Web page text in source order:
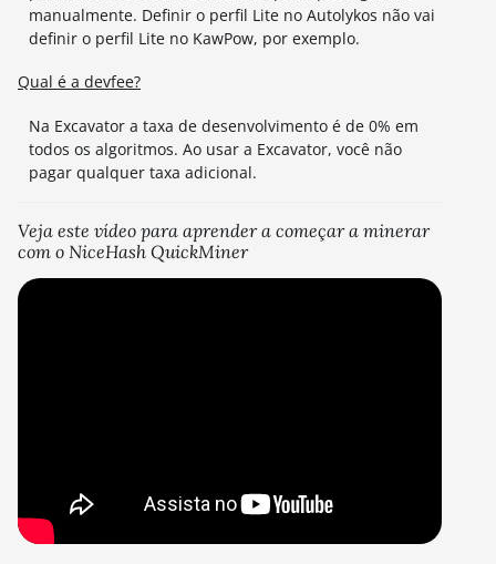
manualmente. Definir o perfil Lite no Autolykos não vai
definir o perfil Lite no KawPow, por exemplo.
Qual é a devfee?
Na Excavator a taxa de desenvolvimento é de 0% em
todos os algoritmos. Ao usar a Excavator, você não
pagar qualquer taxa adicional.
Veja este vídeo para aprender a começar a minerar
com o NiceHash QuickMiner